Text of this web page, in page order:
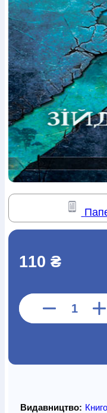
Богослов`я Шлюб і
Супутні
ПеріодикаАудіо
Закладки для книг
БлокнотиЩоденники
Вироби з кераміки і
Навчальні мапи
виробиМіні-лампи
подарунковіПлакати
Подарункові картки
ЗошитиФотокартини
Календарі
Листівки
Сувенирна
Книга в комплекті
За додатковою
(097) 880-6379
110 ₴
Видавництво: